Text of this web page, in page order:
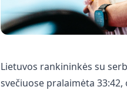
Lietuvos rankininkės su
svečiuose pralaimėta